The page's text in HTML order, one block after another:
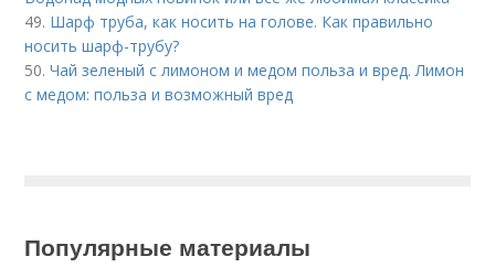
49. Шарф труба, как носить на голове. Как правильно
носить шарф-трубу?
50.Чай зеленый с лимоном и медом польза и вред. Лимон
с медом: польза и возможный вред
Популярные материалы